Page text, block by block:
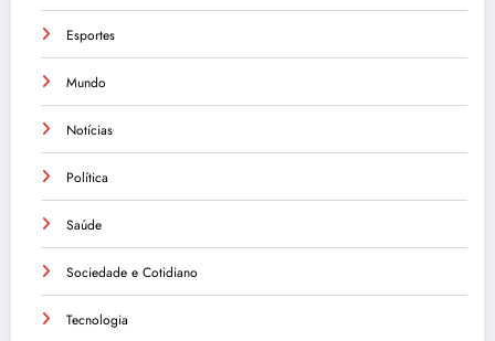
Esportes
Mundo
Notícias
Política
Saúde
Sociedade e Cotidiano
Tecnologia